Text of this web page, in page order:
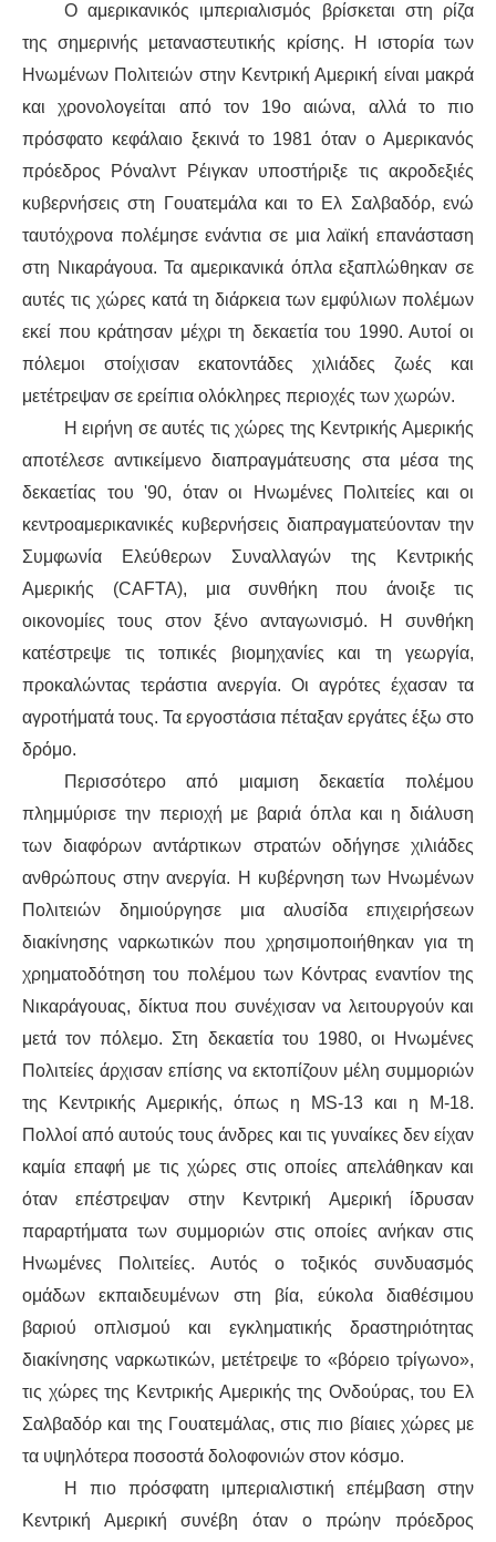
Ο αμερικανικός ιμπεριαλισμός βρίσκεται στη ρίζα
τηςσημερινής μεταναστευτικής κρίσης. Η ιστορία των
Ηνωμένων Πολιτειών στην Κεντρική Αμερική είναι μακρά
και χρονολογείται από τον 19ο αιώνα, αλλά το πιο
πρόσφατο κεφάλαιο ξεκινά το 1981 όταν ο Αμερικανός
πρόεδρος Ρόναλντ Ρέιγκαν υποστήριξε τις ακροδεξιές
κυβερνήσεις στη Γουατεμάλα και το Ελ Σαλβαδόρ, ενώ
ταυτόχρονα πολέμησεενάντια σε μια λαϊκή επανάσταση
στη Νικαράγουα. Τα αμερικανικά όπλαεξαπλώθηκαν σε
αυτές τις χώρες κατά τη διάρκεια των εμφύλιων πολέμων
εκεί που κράτησαν μέχρι τη δεκαετία του 1990. Αυτοί οι
πόλεμοι στοίχισαν εκατοντάδες χιλιάδες ζωές και
μετέτρεψαν σε ερείπια ολόκληρες περιοχές των χωρών.
Η ειρήνη σε αυτές τις χώρες της Κεντρικής Αμερικής
αποτέλεσε αντικείμενο διαπραγμάτευσης στα μέσα της
δεκαετίας του '90, ότανοι Ηνωμένες Πολιτείες και οι
κεντροαμερικανικές κυβερνήσεις διαπραγματεύονταν την
Συμφωνία Ελεύθερων Συναλλαγών της Κεντρικής
Αμερικής (CAFTA), μια συνθήκη που άνοιξε τις
οικονομίες τους στον ξένο ανταγωνισμό. Η συνθήκη
κατέστρεψε τις τοπικές βιομηχανίες και τη γεωργία,
προκαλώντας τεράστια ανεργία. Οι αγρότες έχασαν τα
αγροτήματά τους. Τα εργοστάσια πέταξαν εργάτες έξω στο
δρόμο.
Περισσότερο από μιαμιση δεκαετία πολέμου
πλημμύρισε την περιοχή με βαριά όπλα και η διάλυση
των διαφόρωναντάρτικων στρατών
οδήγησε χιλιάδες
ανθρώπουςστην ανεργία. Η κυβέρνηση των Ηνωμένων
Πολιτειών δημιούργησε μια αλυσίδα επιχειρήσεων
διακίνησης ναρκωτικών που χρησιμοποιήθηκαν για τη
χρηματοδότηση του πολέμου των Κόντρας εναντίον της
Νικαράγουας, δίκτυα που συνέχισαν να λειτουργούν και
μετά τον πόλεμο. Στη δεκαετία του 1980, οι Ηνωμένες
Πολιτείες άρχισαν επίσης να εκτοπίζουν μέλη συμμοριών
της Κεντρικής Αμερικής, όπως η MS-13 και η M-18.
Πολλοί από αυτούς τους άνδρες και τις γυναίκες δεν είχαν
καμία επαφή με τις χώρες στις οποίες απελάθηκαν και
όταν επέστρεψαν στην Κεντρική Αμερική ίδρυσαν
παραρτήματα των συμμοριών στις οποίες ανήκαν στις
Ηνωμένες Πολιτείες. Αυτός ο τοξικός
συνδυασμός
ομάδων εκπαιδευμένων στη βία, εύκολα διαθέσιμου
βαριού οπλισμού και εγκληματικής δραστηριότητας
διακίνησης ναρκωτικών, μετέτρεψε το «βόρειο τρίγωνο»,
τις χώρες της Κεντρικής Αμερικής της Ονδούρας, του Ελ
Σαλβαδόρ και της Γουατεμάλας, στιςπιο βίαιες χώρες με
τα υψηλότερα ποσοστά δολοφονιών στον κόσμο.
Η πιο πρόσφατη ιμπεριαλιστική επέμβαση στην
Κεντρική Αμερική συνέβη όταν ο πρώην πρόεδρος